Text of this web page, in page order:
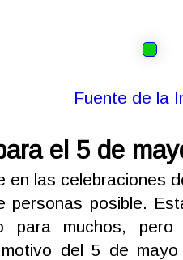
Fuente de la
el 5 de
en las celebraciones
personas posible.
para muchos,
del 5 de